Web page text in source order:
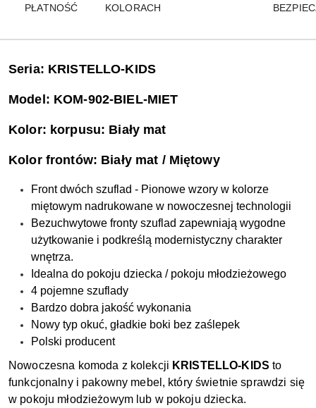
PŁATNOŚĆ
KOLORACH
Seria: KRISTELLO-KIDS
Model: KOM-902-BIEL-MIET
Kolor: korpusu: Biały mat
Kolor frontów: Biały mat / Miętowy
Front dwóch szuflad - Pionowe wzory w kolorze
miętowym nadrukowane w nowoczesnej technologii
Bezuchwytowe fronty szuflad zapewniają wygodne
użytkowanie i podkreślą modernistyczny charakter
wnętrza.
Idealna do pokoju dziecka / pokoju młodzieżowego
4 pojemne szuflady
Bardzo dobra jakość wykonania
Nowy typ okuć, gładkie boki bez zaślepek
Polski producent
Nowoczesna komoda z kolekcji KRISTELLO-KIDS to
funkcjonalny i pakowny mebel, który świetnie sprawdzi się
w pokoju młodzieżowym lub w pokoju dziecka.